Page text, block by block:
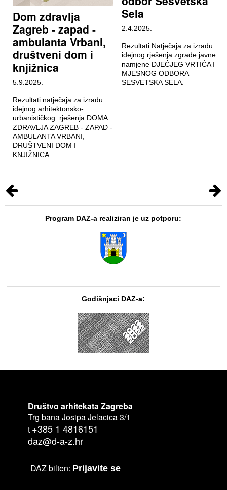
Dom zdravlja
Zagreb - zapad -
ambulanta Vrbani,
društveni dom i
knjižnica
5.9.2025.
Rezultati natječaja za izradu
idejnog arhitektonsko-
urbanističkog rješenja DOMA
ZDRAVLJA ZAGREB - ZAPAD -
AMBULANTA VRBANI,
DRUŠTVENI DOM I
KNJIŽNICA.
Sela
2.4.2025.
Rezultati Natječaja za izradu
idejnog rješenja zgrade javne
namjene DJEČJEG VRTIĆA I
MJESNOG ODBORA
SESVETSKA SELA.
Program DAZ-a realiziran je uz potporu:
Godišnjaci DAZ-a:
Društvo arhitekata Zagreba
Trg bana Josipa Jelacica 3/1
t +385 1 4816151
daz@d-a-z.hr
DAZ bilten: Prijavite se